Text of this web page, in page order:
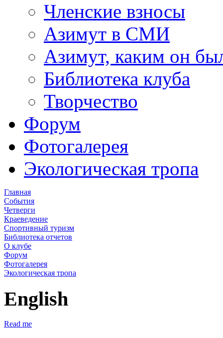
Членские взносы
Азимут в СМИ
Азимут, каким он
Библиотека клуба
Творчество
Форум
Фотогалерея
Экологическая тропа
Главная
События
Четверги
Краеведение
Спортивный туризм
Библиотека отчетов
О клубе
Форум
Фотогалерея
Экологическая тропа
English
Read me